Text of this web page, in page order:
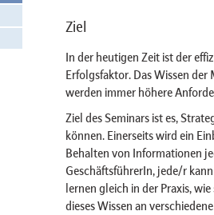
Ziel
In der heutigen Zeit ist der
Erfolgsfaktor. Das Wissen
werden immer höhere
Ziel des Seminars ist es,
können. Einerseits wird ein
Behalten von Informationen
GeschäftsführerIn, jede/r
lernen gleich in der Praxis,
dieses Wissen an